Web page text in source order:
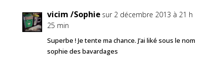
vicim /Sophie sur 2 décembre 2013 à 21 h
25 min
Superbe ! Je tente ma chance. J’ai liké sous le nom
sophie des bavardages